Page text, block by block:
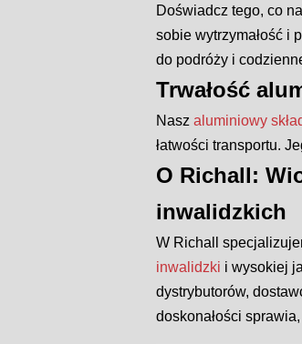
Doświadcz tego, co
sobie wytrzymałość i
do podróży i
Trwałość
Nasz aluminiowy
łatwości transportu.
O Richall:
inwalidzkich
W Richall
inwalidzki i wysokiej
dystrybutorów,
doskonałości